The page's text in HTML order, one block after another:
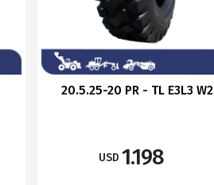
20.5.25-20 PR - TL E3L3 W2
USD 1.198